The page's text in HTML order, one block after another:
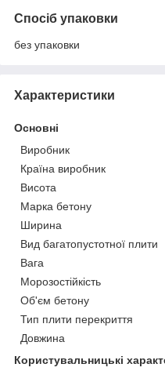
Спосіб упаковки
без упаковки
Характеристики
Основні
Виробник
Країна виробник
Висота
Марка бетону
Ширина
Вид багатопустотної плити
Вага
Морозостійкість
Об'єм бетону
Тип плити перекриття
Довжина
Користувальницькі